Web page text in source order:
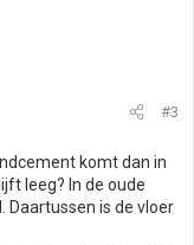
#3
komt dan in
leeg? In de oude
Daartussen is de vloer